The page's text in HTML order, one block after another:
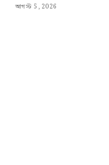
আগস্ট 5, 2026